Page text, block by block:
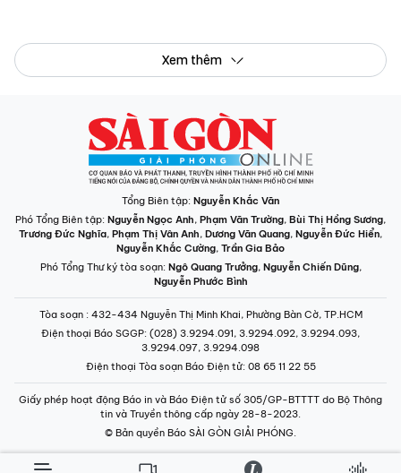
Xem thêm
Tổng Biên tập: Nguyễn Khắc Văn
Phó Tổng Biên tập: Nguyễn Ngọc Anh, Phạm Văn Trường, Bùi Thị Hồng Sương,
Trương Đức Nghĩa, Phạm Thị Vân Anh, Dương Văn Quang, Nguyễn Đức Hiển,
Nguyễn Khắc Cường, Trần Gia Bảo
Phó Tổng Thư ký tòa soạn: Ngô Quang Trưởng, Nguyễn Chiến Dũng,
Nguyễn Phước Bình
Tòa soạn : 432-434 Nguyễn Thị Minh Khai, Phường Bàn Cờ, TP.HCM
Điện thoại Báo SGGP: (028) 3.9294.091, 3.9294.092, 3.9294.093,
3.9294.097, 3.9294.098
Điện thoại Tòa soạn Báo Điện tử: 08 65 11 22 55
Giấy phép hoạt động Báo in và Báo Điện tử số 305/GP-BTTTT do Bộ Thông
tin và Truyền thông cấp ngày 28-8-2023.
© Bản quyền Báo SÀI GÒN GIẢI PHÓNG.